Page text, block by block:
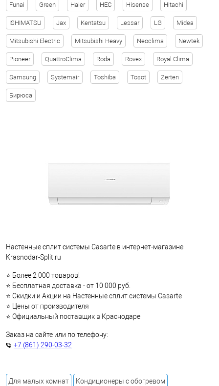
Funai Green Haier HEC Hisense Hitachi
ISHIMATSU Jax Kentatsu Lessar LG Midea
Mitsubishi Electric Mitsubishi Heavy Neoclima Newtek
Pioneer QuattroClima Roda Rovex Royal Clima
Samsung Systemair Toshiba Tosot Zerten
Бирюса
Настенные сплит системы Casarte в интернет-магазине
Krasnodar-Split.ru
⭐ Более 2 000 товаров!
⭐ Бесплатная доставка - от 10 000 руб.
⭐ Скидки и Акции на Настенные сплит системы Casarte
⭐ Цены от производителя
⭐ Официальный поставщик в Краснодаре
Заказ на сайте или по телефону:
+7 (861) 290-03-32
Для малых комнат Кондиционеры с обогревом